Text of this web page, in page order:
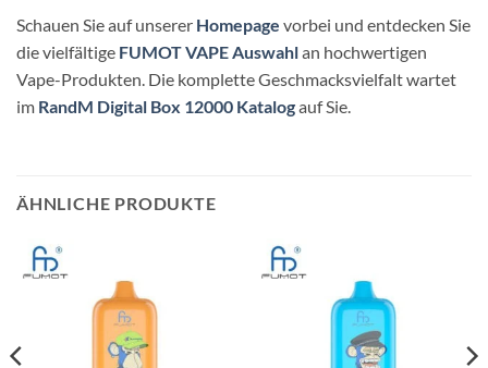
Schauen Sie auf unserer Homepage vorbei und entdecken Sie
die vielfältige FUMOT VAPE Auswahlan hochwertigen
Vape-Produkten. Die komplette Geschmacksvielfalt wartet
im RandM Digital Box 12000 Katalogauf Sie.
ÄHNLICHE PRODUKTE